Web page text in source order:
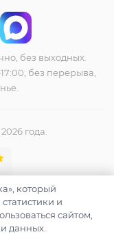
без выходных.
без перерыва,
года.
который
и
сайтом,
данных.